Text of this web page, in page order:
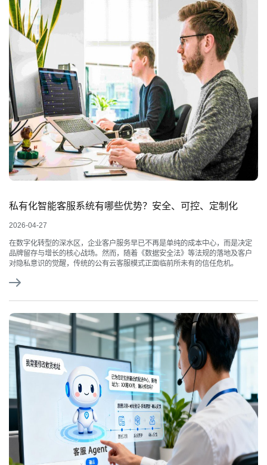
私有化智能客服系统有哪些优势？安全、可控、定制化
2026-04-27
在数字化转型的深水区，企业客户服务早已不再是单纯的成本中心，而是决定
品牌留存与增长的核心战场。然而，随着《数据安全法》等法规的落地及客户
对隐私意识的觉醒，传统的公有云客服模式正面临前所未有的信任危机。